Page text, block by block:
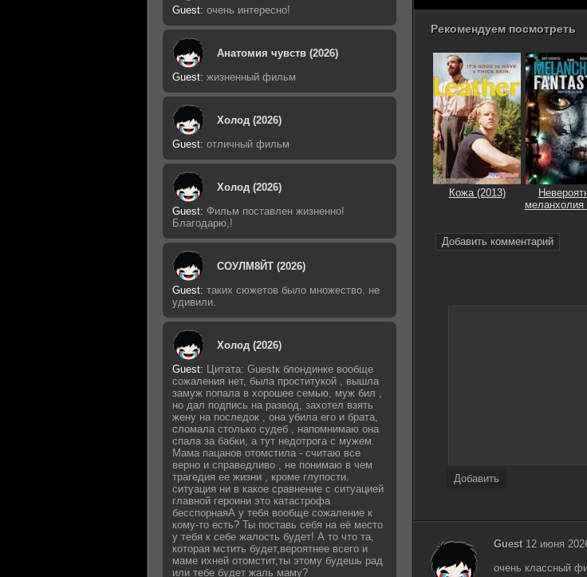
Лицензия
Рекомендуем посмотреть
Кожа (2013)
меланхолия
Добавить комментарий
Добавить
Guest12 июня
очень классный
Guest: очень интересно!
Анатомия чувств (2026)
Guest: жизненный фильм
Холод (2026)
Guest: отличный фильм
Холод (2026)
Guest: Фильм поставлен жизненно!
Благодарю,!
СОУЛМ8ЙТ (2026)
Guest: таких сюжетов было множество. не
удивили.
Холод (2026)
Guest: Цитата: Guestк блондинке вообще
сожаления нет, была проститукой , вышла
замуж попала в хорошее семью, муж бил ,
но дал подпись на развод, захотел взять
жену на последок , она убила его и брата,
сломала столько судеб , напомнимаю она
спала за бабки, а тут недотрога с мужем.
Мама пацанов отомстила - считаю все
верно и справедливо , не понимаю в чем
трагедия ее жизни , кроме глупости.
ситуация ни в какое сравнение с ситуацией
главной героини это катастрофа
бесспорнаяА у тебя вообще сожаление к
кому-то есть? Ты поставь себя на её место
у тебя к себе жалость будет! А то что та,
которая мстить будет,вероятнее всего и
маме ихней отомстит,ты этому будешь рад
или тебе будет жаль маму?